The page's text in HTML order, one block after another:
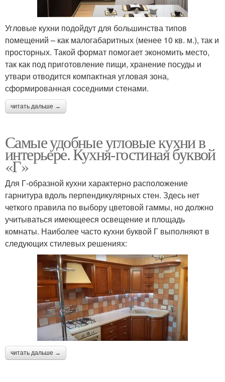
Угловые кухни подойдут для большинства типов
помещений – как малогабаритных (менее 10 кв. м.), так и
просторных. Такой формат помогает экономить место,
так как под приготовление пищи, хранение посуды и
утвари отводится компактная угловая зона,
сформированная соседними стенами.
читать дальше →
Самые удобные угловые кухни в
интерьере. Кухня-гостиная буквой
«Г»
Для Г-образной кухни характерно расположение
гарнитура вдоль перпендикулярных стен. Здесь нет
четкого правила по выбору цветовой гаммы, но должно
учитываться имеющееся освещение и площадь
комнаты. Наиболее часто кухни буквой Г выполняют в
следующих стилевых решениях:
читать дальше →